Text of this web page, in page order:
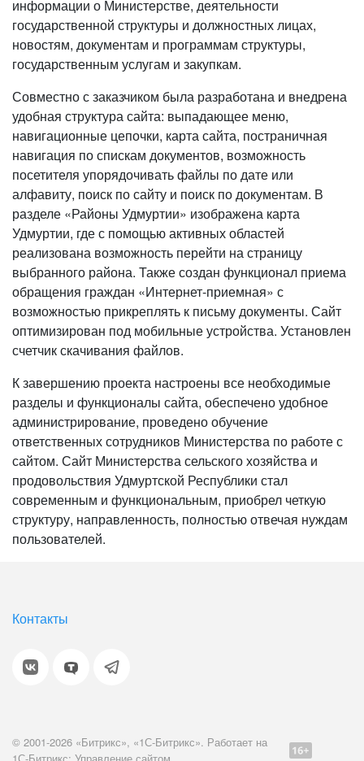
информации о Министерстве, деятельности
государственной структуры и должностных лицах,
новостям, документам и программам структуры,
государственным услугам и закупкам.
Совместно с заказчиком была разработана и внедрена
удобная структура сайта: выпадающее меню,
навигационные цепочки, карта сайта, постраничная
навигация по спискам документов, возможность
посетителя упорядочивать файлы по дате или
алфавиту, поиск по сайту и поиск по документам. В
разделе «Районы Удмуртии» изображена карта
Удмуртии, где с помощью активных областей
реализована возможность перейти на страницу
выбранного района. Также создан функционал приема
обращения граждан «Интернет-приемная» с
возможностью прикреплять к письму документы. Сайт
оптимизирован под мобильные устройства. Установлен
счетчик скачивания файлов.
К завершению проекта настроены все необходимые
разделы и функционалы сайта, обеспечено удобное
администрирование, проведено обучение
ответственных сотрудников Министерства по работе с
сайтом. Сайт Министерства сельского хозяйства и
продовольствия Удмуртской Республики стал
современным и функциональным, приобрел четкую
структуру, направленность, полностью отвечая нуждам
пользователей.
Контакты
© 2001-2026 «Битрикс», «1С-Битрикс». Работает на